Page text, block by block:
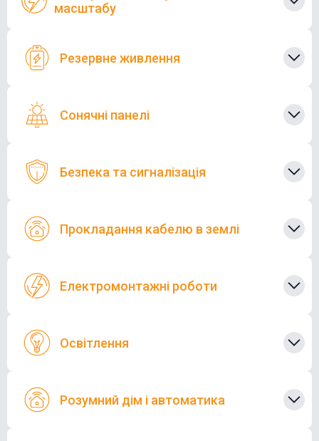
масштабу
Резервне живлення
Сонячні панелі
Безпека та сигналізація
Прокладання кабелю в землі
Електромонтажні роботи
Освітлення
Розумний дім і автоматика